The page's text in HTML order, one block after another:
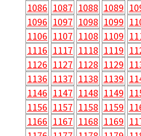
1086 1087 1088 1089
1096 1097 1098 1099
1106 1107 1108 1109
1116 1117 1118 1119
1126 1127 1128 1129
1136 1137 1138 1139
1146 1147 1148 1149
1156 1157 1158 1159
1166 1167 1168 1169